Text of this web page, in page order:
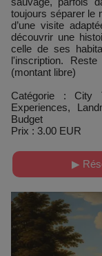
toujours séparer le
d’une visite
découvrir une
celle de ses
l'inscription.
(montant libre)
Catégorie : City
Experiences,
Budget
Prix : 3.00 EUR
▶